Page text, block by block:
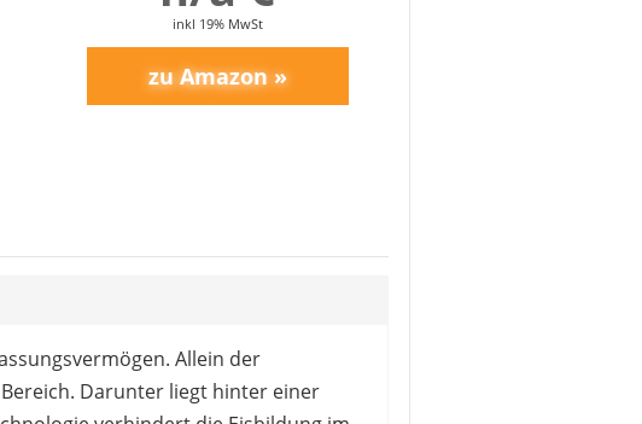
inkl 19% MwSt
Allein der
Darunter liegt hinter einer